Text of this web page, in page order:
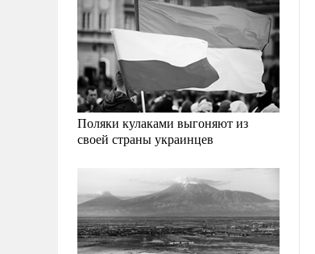
Поляки кулаками выгоняют из
своей страны украинцев